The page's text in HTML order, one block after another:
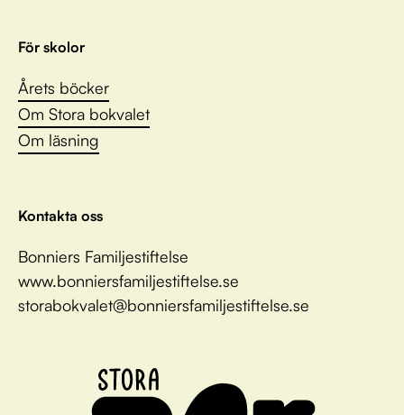
För skolor
Årets böcker
Om Stora bokvalet
Om läsning
Kontakta oss
Bonniers Familjestiftelse
www.bonniersfamiljestiftelse.se
storabokvalet@bonniersfamiljestiftelse.se